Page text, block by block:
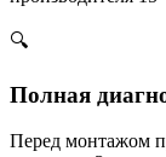
🔍
Полная
Перед монтажом